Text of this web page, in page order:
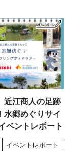
近江商人の足跡
水郷めぐりサイ
ベントレポート
イベントレポート